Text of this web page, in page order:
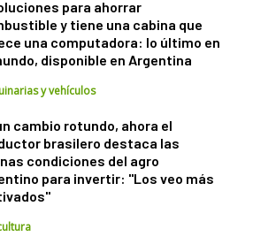
para ahorrar
y tiene una cabina que
una computadora: lo último en
disponible en Argentina
y vehículos
cambio rotundo, ahora el
brasilero destaca las
condiciones del agro
para invertir: "Los veo más